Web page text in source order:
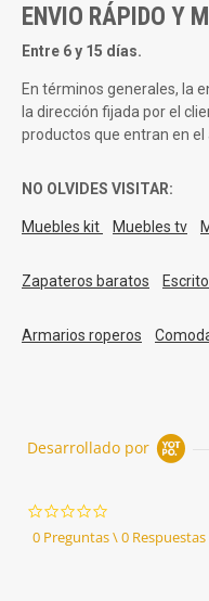
ENVIO RÁPIDO Y
Entre 6 y 15 días.
En términos generales, la
la dirección fijada por el
productos que entran en el
NO OLVIDES VISITAR:
Muebles kit Muebles tv
Zapateros baratos
Armarios roperos
Desarrollado por
star
rating
0 Preguntas \ 0 Respuestas